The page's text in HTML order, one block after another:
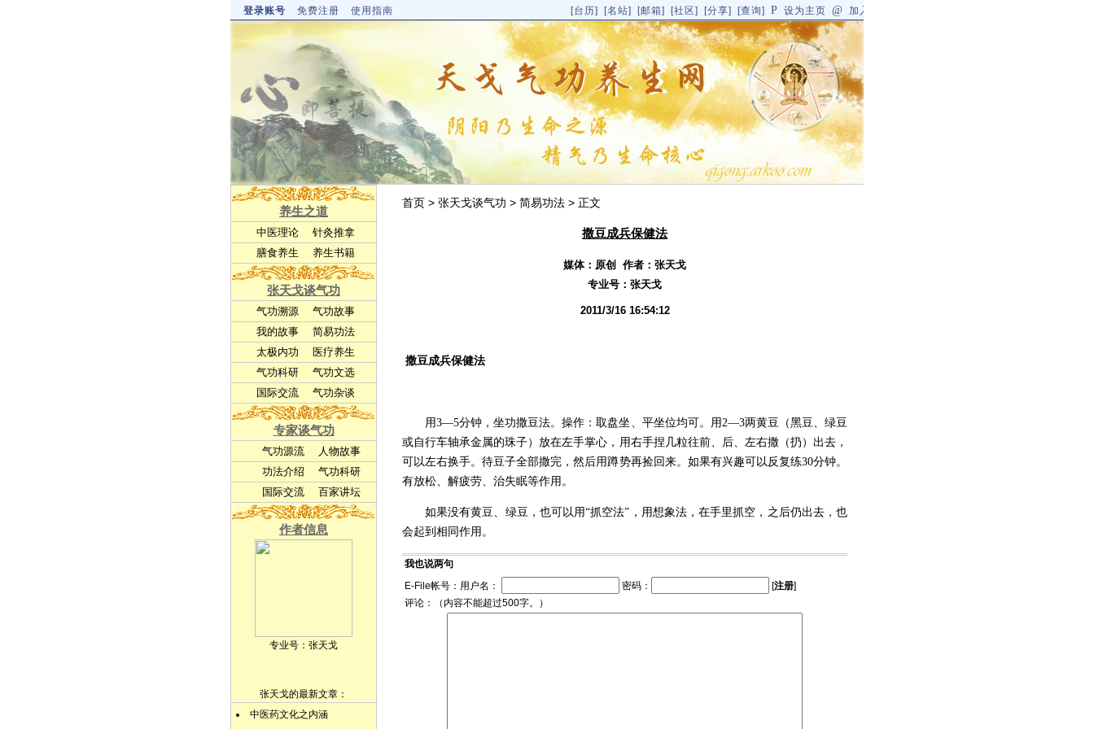
登录账号 免费注册 使用指南 [台历] [名站] [邮箱] [社区] [分享] [查询] P 设为主页 @ 加入收藏
养生之道
中医理论
针灸推拿
膳食养生
养生书籍
张天戈谈气功
气功溯源
气功故事
我的故事
简易功法
太极内功
医疗养生
气功科研
气功文选
国际交流
气功杂谈
专家谈气功
气功源流
人物故事
功法介绍
气功科研
国际交流
百家讲坛
作者信息
专业号： 张天戈
张天戈的最新文章：
中医药文化之内涵
首页 > 张天戈谈气功 > 简易功法 > 正文
撒豆成兵保健法
媒体：原创 作者：张天戈
专业号： 张天戈
2011/3/16 16:54:12
撒豆成兵保健法
用3—5分钟，坐功撒豆法。操作：取盘坐、平坐位均可。用2—3两黄豆（黑豆、绿豆
或自行车轴承金属的珠子）放在左手掌心，用右手捏几粒往前、后、左右撒（扔）出去，
可以左右换手。待豆子全部撒完，然后用蹲势再捡回来。如果有兴趣可以反复练30分钟。
有放松、解疲劳、治失眠等作用。
如果没有黄豆、绿豆，也可以用“抓空法”，用想象法，在手里抓空，之后仍出去，也
会起到相同作用。
我也说两句
E-File帐号：用户名：
密码： [注册]
评论：（内容不能超过500字。）